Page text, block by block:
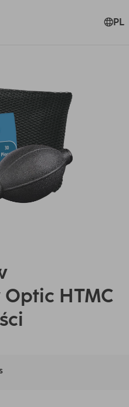
PL
HTMC